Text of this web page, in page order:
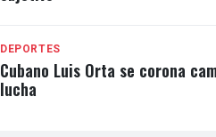
DEPORTES
Cubano Luis Orta se corona
lucha